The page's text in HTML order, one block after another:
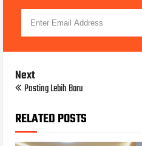
Next
Posting Lebih Baru
RELATED POSTS